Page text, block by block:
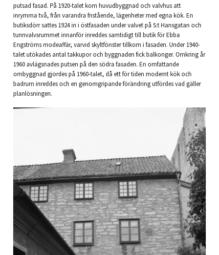
putsad fasad. På 1920-talet kom huvudbyggnad och valvhus att
inrymma två, från varandra fristående, lägenheter med egna kök. En
butiksdörr sattes 1924 in i östfasaden under valvet på S:t Hansgatan och
tunnvalvsrummet innanför inreddes samtidigt till butik för Ebba
Engströms modeaffär, varvid skyltfönster tillkom i fasaden. Under 1940-
talet utökades antal takkupor och byggnaden fick balkonger. Omkring år
1960 avlägsnades putsen på den södra fasaden. En omfattande
ombyggnad gjordes på 1960-talet, då ett för tiden modernt kök och
badrum inreddes och en genomgripande förändring utfördes vad gäller
planlösningen.